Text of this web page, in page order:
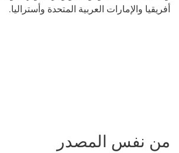
أفريقيا والإمارات العربية المتحدة وأستراليا.
من نفس المصدر